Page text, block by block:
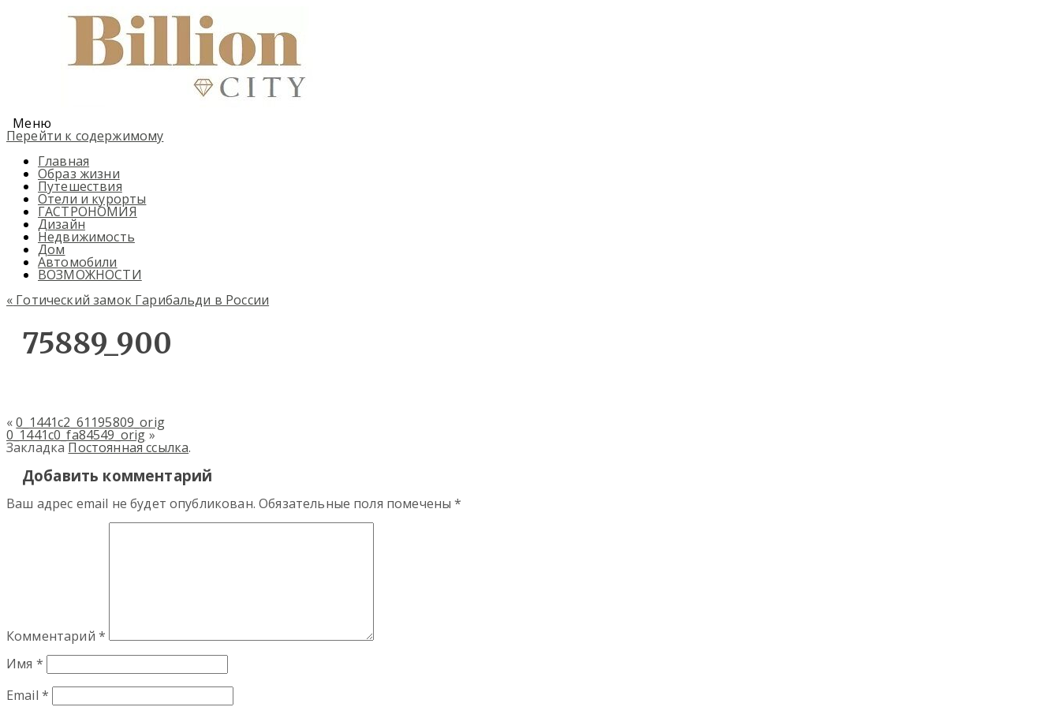
Меню
Перейти к содержимому
Главная
Образ жизни
Путешествия
Отели и курорты
ГАСТРОНОМИЯ
Дизайн
Недвижимость
Дом
Автомобили
ВОЗМОЖНОСТИ
« Готический замок Гарибальди в России
75889_900
«0_1441c2_61195809_orig
0_1441c0_fa84549_orig »
ЗакладкаПостоянная ссылка.
Добавить комментарий
Ваш адрес email не будет опубликован. Обязательные поля помечены*
Комментарий *
Имя *
Email *